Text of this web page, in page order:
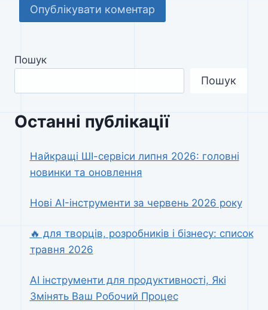
Пошук
Пошук
Останні публікації
Найкращі ШІ-сервіси липня 2026: головні
новинки та оновлення
Нові AI-інструменти за червень 2026 року
🔥 для творців, розробників і бізнесу: список
травня 2026
AI інструменти для продуктивності, Які
Змінять Ваш Робочий Процес